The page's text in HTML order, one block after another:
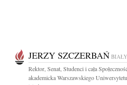
JERZY SZCZERBAŃ
Rektor, Senat, Studenci i cała
akademicka Warszawskiego Uniwersytetu